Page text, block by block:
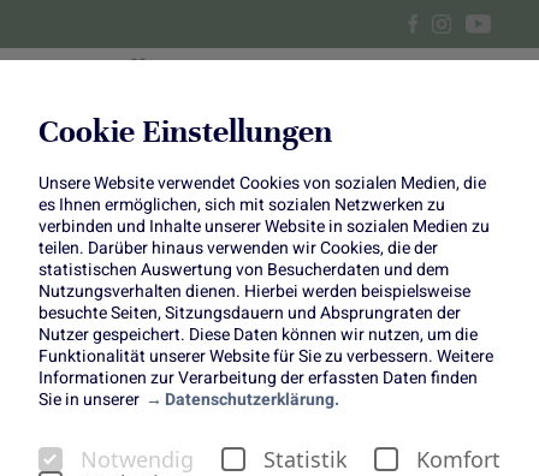
Cookie Einstellungen
Unsere Website verwendet Cookies von sozialen Medien, die
es Ihnen ermöglichen, sich mit sozialen Netzwerken zu
verbinden und Inhalte unserer Website in sozialen Medien zu
teilen. Darüber hinaus verwenden wir Cookies, die der
statistischen Auswertung von Besucherdaten und dem
Nutzungsverhalten dienen. Hierbei werden beispielsweise
besuchte Seiten, Sitzungsdauern und Absprungraten der
Nutzer gespeichert. Diese Daten können wir nutzen, um die
Funktionalität unserer Website für Sie zu verbessern. Weitere
Informationen zur Verarbeitung der erfassten Daten finden
Sie in unserer
Datenschutzerklärung.
Notwendig Statistik
Komfort
Endiviensalat mit Birne und
Kartoffel-Speck-Dressing